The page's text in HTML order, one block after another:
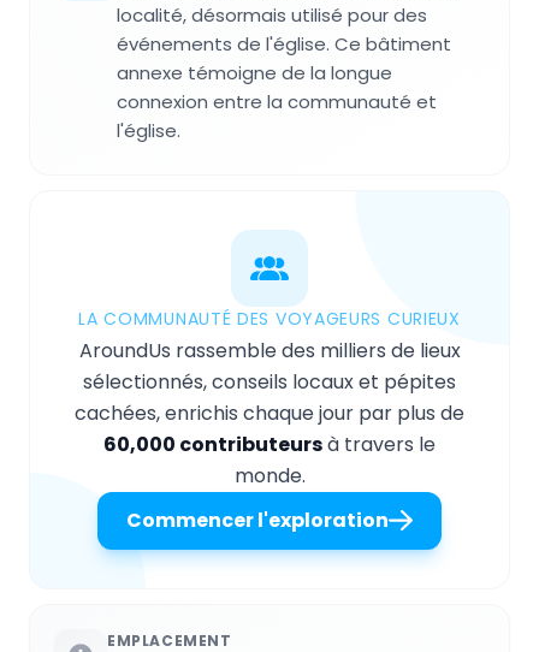
localité, désormais utilisé pour des
événements de l'église. Ce bâtiment
annexe témoigne de la longue
connexion entre la communauté et
l'église.
LA COMMUNAUTÉ DES VOYAGEURS CURIEUX
AroundUs rassemble des milliers de lieux
sélectionnés, conseils locaux et pépites
cachées, enrichis chaque jour par plus de
60,000 contributeursà travers le
monde.
Commencer l'exploration
EMPLACEMENT